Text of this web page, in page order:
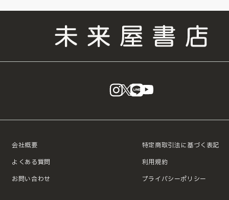
instagram
X LINE
会社概要
よくある質問
お問い合わせ
特定商取引法に基づく表記
利用規約
プライバシーポリシー